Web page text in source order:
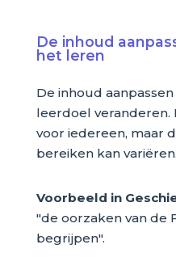
De inhoud
het leren
De inhoud
leerdoel
voor iedereen, maar
bereiken kan variëren.
Voorbeeld in
"de oorzaken van de
begrijpen".